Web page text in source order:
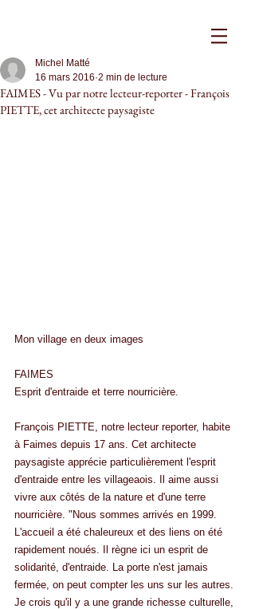
FAIMES - Vu par notre lecteur-reporter - François
PIETTE, cet architecte paysagiste
Michel Matté
16 mars 2016 2 min de lecture
Mon village en deux images
FAIMES
Esprit d'entraide et terre nourricière.
François PIETTE, notre lecteur reporter, habite
à Faimes depuis 17 ans. Cet architecte
paysagiste apprécie particulièrement l'esprit
d'entraide entre les villageaois. Il aime aussi
vivre aux côtés de la nature et d'une terre
nourricière. "Nous sommes arrivés en 1999.
L'accueil a été chaleureux et des liens on été
rapidement noués. Il règne ici un esprit de
solidarité, d'entraide. La porte n'est jamais
fermée, on peut compter les uns sur les autres.
Je crois qu'il y a une grande richesse culturelle,